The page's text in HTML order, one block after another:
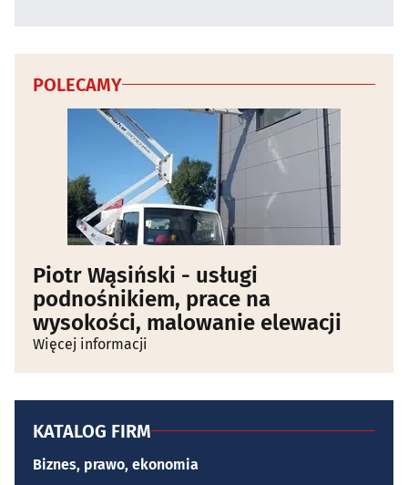
POLECAMY
Piotr Wąsiński - usługi
podnośnikiem, prace na
wysokości, malowanie elewacji
Więcej informacji
KATALOG FIRM
Biznes, prawo, ekonomia